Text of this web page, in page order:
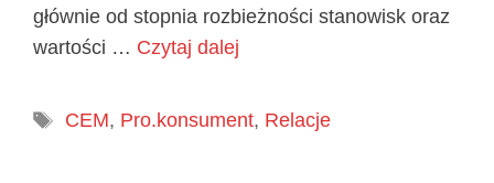
głównie od stopnia rozbieżności stanowisk oraz
wartości … Czytaj dalej
Tagi
CEM, Pro.konsument, Relacje